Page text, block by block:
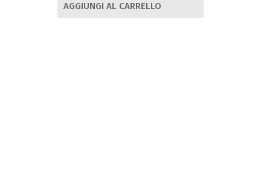
AGGIUNGI AL CARRELLO